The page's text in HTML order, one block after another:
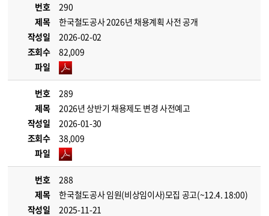
번호
290
제목
한국철도공사 2026년 채용계획 사전 공개
작성일
2026-02-02
조회수
82,009
파일
번호
289
제목
2026년 상반기 채용제도 변경 사전예고
작성일
2026-01-30
조회수
38,009
파일
번호
288
제목
한국철도공사 임원(비상임이사)모집 공고(~12.4. 18:00)
작성일
2025-11-21